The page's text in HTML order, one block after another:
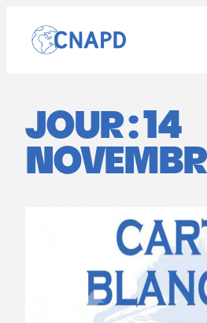
contenu
JOUR :14